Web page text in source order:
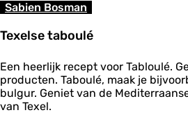
Texelse taboulé
Sabien Bosman
T
e
x
e
Een heerlijk recept voor Tabloulé.
producten. Taboulé, maak je
bulgur. Geniet van de
van Texel.